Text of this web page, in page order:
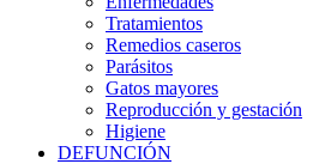
Tratamientos
Remedios caseros
Parásitos
Gatos mayores
Reproducción y gestación
Higiene
DEFUNCIÓN